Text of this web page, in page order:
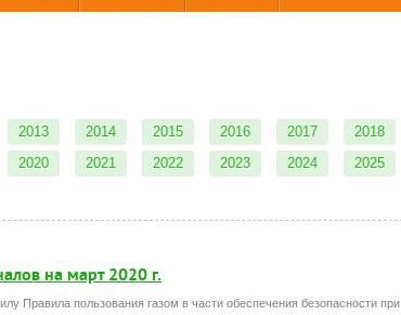
2013 2014 2015 2016 2017 2018
2020
2021 2022 2023 2024 2025
на март 2020 г.
Правила пользования газом в части обеспечения безопасности при